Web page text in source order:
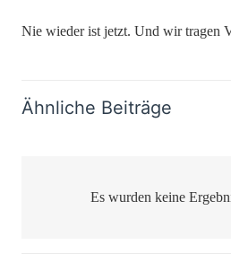
Nie wieder ist jetzt. Und wir tragen
Ähnliche Beiträge
Es wurden keine